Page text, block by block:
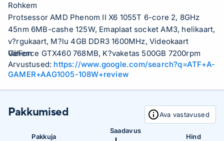
Rohkem
Protsessor AMD Phenom II X6 1055T 6-core 2, 8GHz
45nm 6MB-cashe 125W, Emaplaat socket AM3, helikaart,
v?rgukaart, M?lu 4GB DDR3 1600MHz, Videokaart
GeForce GTX460 768MB, K?vaketas 500GB 7200rpm
SATA, DVD-kirjutaja, Arvutikorpus ATX plus, Toiteallikas
500W, Protsessori jahuti premium, Operatsioonis?steem
Windows 7 Home Premium, OpenOffice tarkvara
programm, esitluste koostamise programm jne..),
Vähem
Arvustused: https://www.google.com/search?q=ATF+A-
GAMER+AAG1005-108W+review
Pakkumised Ava vastavused
Pakkuja
Saadavus
Hind